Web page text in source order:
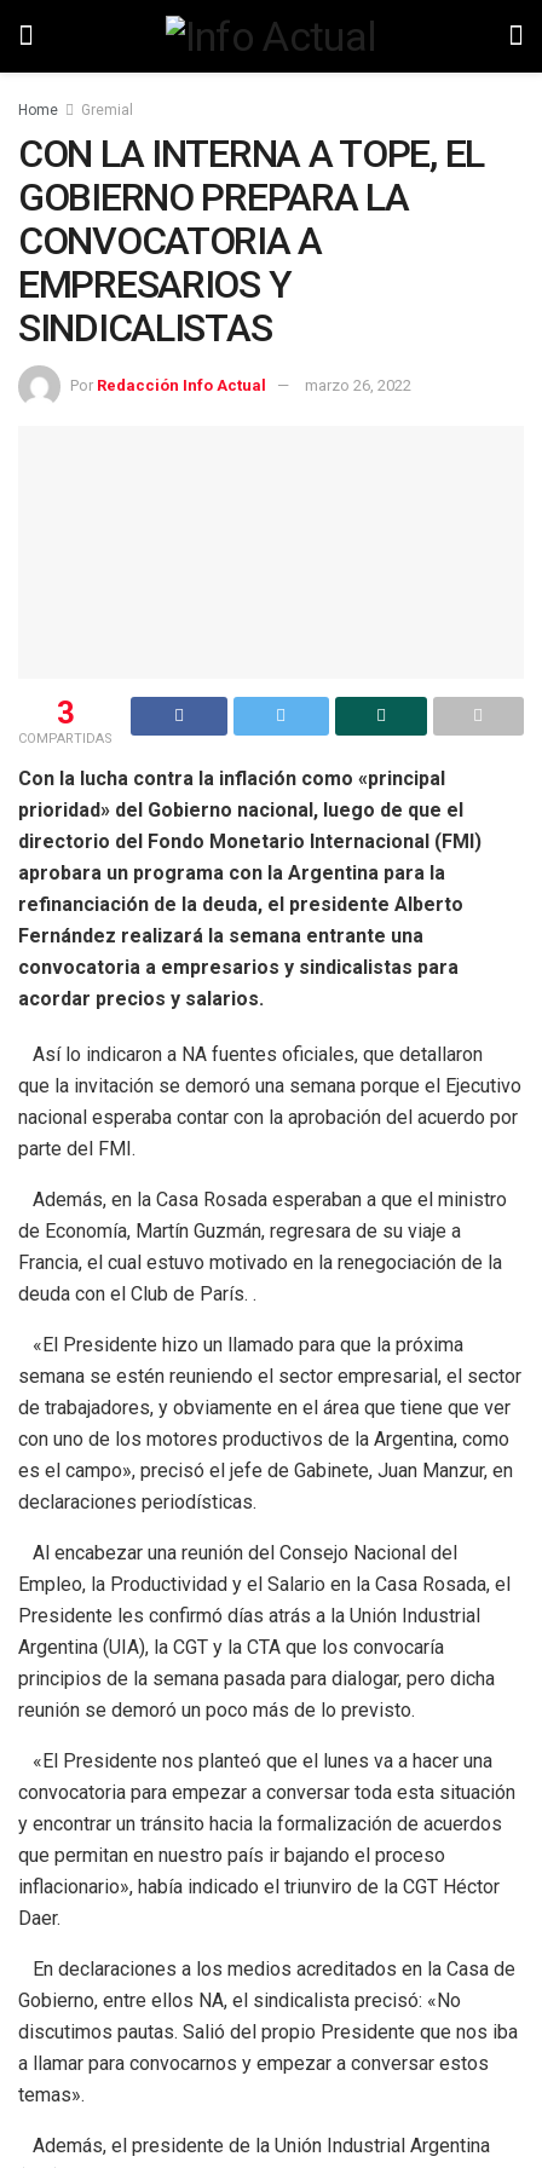
Home Gremial
CON LA INTERNA A TOPE, EL
GOBIERNO PREPARA LA
CONVOCATORIA A
EMPRESARIOS Y
SINDICALISTAS
Por Redacción Info Actual marzo 26, 2022
3
COMPARTIDAS
Con la lucha contra la inflación como «principal
prioridad» del Gobierno nacional, luego de que el
directorio del Fondo Monetario Internacional (FMI)
aprobara un programa con la Argentina para la
refinanciación de la deuda, el presidente Alberto
Fernández realizará la semana entrante una
convocatoria a empresarios y sindicalistas para
acordar precios y salarios.
Así lo indicaron a NA fuentes oficiales, que detallaron
que la invitación se demoró una semana porque el Ejecutivo
nacional esperaba contar con la aprobación del acuerdo por
parte del FMI.
Además, en la Casa Rosada esperaban a que el ministro
de Economía, Martín Guzmán, regresara de su viaje a
Francia, el cual estuvo motivado en la renegociación de la
deuda con el Club de París. .
«El Presidente hizo un llamado para que la próxima
semana se estén reuniendo el sector empresarial, el sector
de trabajadores, y obviamente en el área que tiene que ver
con uno de los motores productivos de la Argentina, como
es el campo», precisó el jefe de Gabinete, Juan Manzur, en
declaraciones periodísticas.
Al encabezar una reunión del Consejo Nacional del
Empleo, la Productividad y el Salario en la Casa Rosada, el
Presidente les confirmó días atrás a la Unión Industrial
Argentina (UIA), la CGT y la CTA que los convocaría
principios de la semana pasada para dialogar, pero dicha
reunión se demoró un poco más de lo previsto.
«El Presidente nos planteó que el lunes va a hacer una
convocatoria para empezar a conversar toda esta situación
y encontrar un tránsito hacia la formalización de acuerdos
que permitan en nuestro país ir bajando el proceso
inflacionario», había indicado el triunviro de la CGT Héctor
Daer.
En declaraciones a los medios acreditados en la Casa de
Gobierno, entre ellos NA, el sindicalista precisó: «No
discutimos pautas. Salió del propio Presidente que nos iba
a llamar para convocarnos y empezar a conversar estos
temas».
Además, el presidente de la Unión Industrial Argentina